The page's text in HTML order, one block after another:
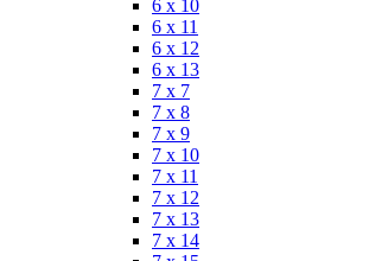
6 x 10
6 x 11
6 x 12
6 x 13
7 x 7
7 x 8
7 x 9
7 x 10
7 x 11
7 x 12
7 x 13
7 x 14